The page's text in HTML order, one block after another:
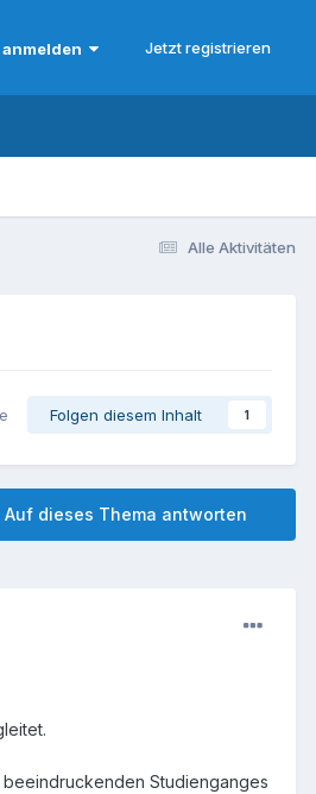
Jetzt registrieren
Alle Aktivitäten
Folgen diesem Inhalt 1
Auf dieses Thema antworten
Studienganges